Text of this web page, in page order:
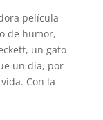
película
de humor,
un gato
un día, por
Con la